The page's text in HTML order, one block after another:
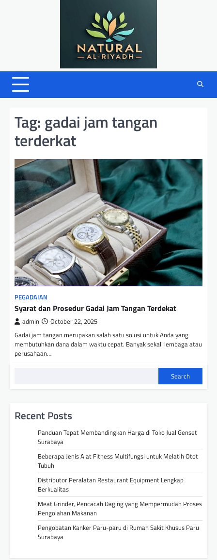
Tag: gadai jam tangan
terderkat
PEGADAIAN
Syarat dan Prosedur Gadai Jam Tangan Terdekat
admin October 22, 2025
Gadai jam tangan merupakan salah satu solusi untuk Anda yang
membutuhkan dana dalam waktu cepat. Banyak sekali lembaga atau
perusahaan…
Search
Recent Posts
Panduan Tepat Membandingkan Harga di Toko Jual Genset
Surabaya
Beberapa Jenis Alat Fitness Multifungsi untuk Melatih Otot
Tubuh
Distributor Peralatan Restaurant Equipment Lengkap
Berkualitas
Meat Grinder, Pencacah Daging yang Mempermudah Proses
Pengolahan Makanan
Pengobatan Kanker Paru-paru di Rumah Sakit Khusus Paru
Surabaya